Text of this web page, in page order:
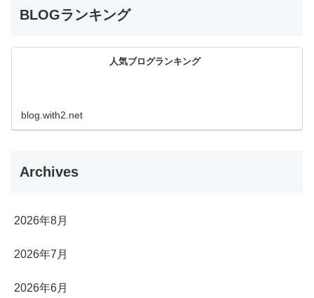
BLOGランキング
人気ブログランキング
blog.with2.net
Archives
2026年8月
2026年7月
2026年6月